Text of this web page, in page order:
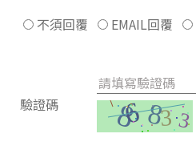
不須回覆 EMAIL回覆
驗證碼